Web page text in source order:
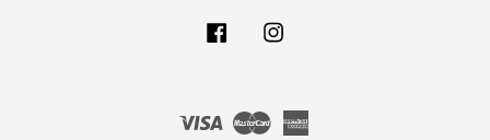
Facebook
Visa Master